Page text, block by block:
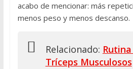
acabo de mencionar: más
menos peso y menos descanso.
Relacionado:
Tríceps Musculosos